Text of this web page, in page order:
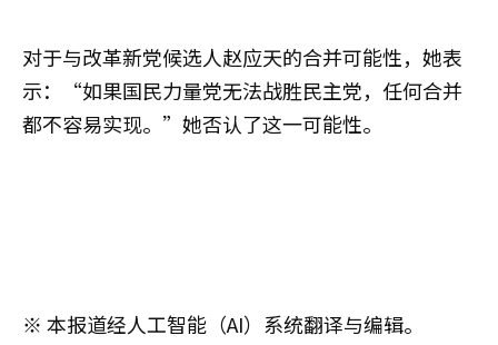
对于与改革新党候选人赵应天的合并可能性，她表
示：“如果国民力量党无法战胜民主党，任何合并
都不容易实现。”她否认了这一可能性。
※ 本报道经人工智能（AI）系统翻译与编辑。